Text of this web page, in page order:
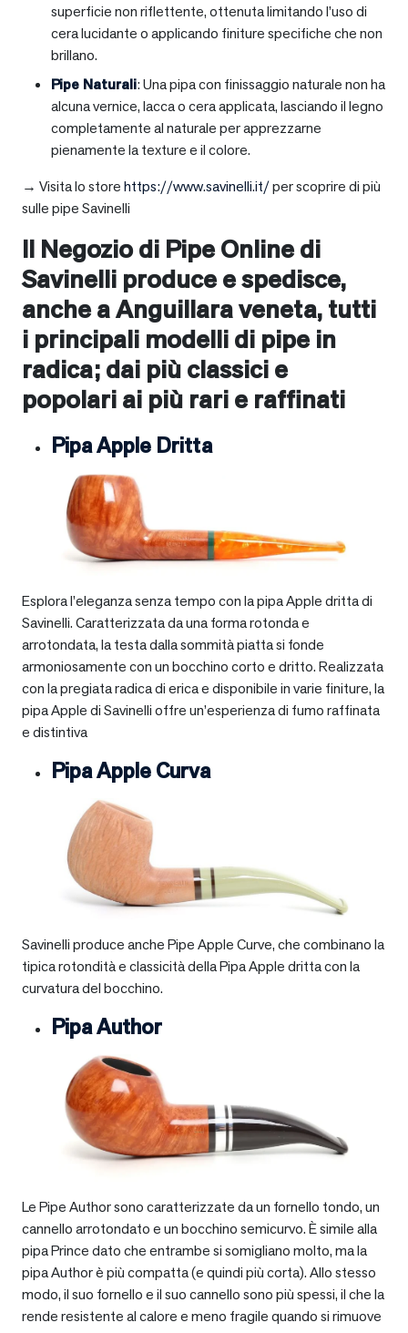
superficie non riflettente, ottenuta limitando l’uso di
cera lucidante o applicando finiture specifiche che non
brillano.
Pipe Naturali: Una pipa con finissaggio naturale non ha
alcuna vernice, lacca o cera applicata, lasciando il legno
completamente al naturale per apprezzarne
pienamente la texture e il colore.
→ Visita lo storehttps://www.savinelli.it/per scoprire di più
sulle pipe Savinelli
Il Negozio di Pipe Online di
Savinelli produce e spedisce,
anche aAnguillara veneta, tutti
i principali modelli di pipe in
radica; dai più classici e
popolari ai più rari e raffinati
Pipa Apple Dritta
Esplora l’eleganza senza tempo con la pipa Apple dritta di
Savinelli. Caratterizzata da una forma rotonda e
arrotondata, la testa dalla sommità piatta si fonde
armoniosamente con un bocchino corto e dritto. Realizzata
con la pregiata radica di erica e disponibile in varie finiture, la
pipa Apple di Savinelli offre un’esperienza di fumo raffinata
e distintiva
Pipa Apple Curva
Savinelli produce anche Pipe Apple Curve, che combinano la
tipica rotondità e classicità della Pipa Apple dritta con la
curvatura del bocchino.
Pipa Author
Le Pipe Author sono caratterizzate da un fornello tondo, un
cannello arrotondato e un bocchino semicurvo. È simile alla
pipa Prince dato che entrambe si somigliano molto, ma la
pipa Author è più compatta (e quindi più corta). Allo stesso
modo, il suo fornello e il suo cannello sono più spessi, il che la
rende resistente al calore e meno fragile quando si rimuove